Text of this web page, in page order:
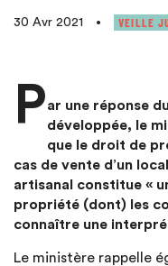
30 Avr 2021 • VEILLE
Par une réponse
développée, le
que le droit de
cas de vente d’un
artisanal constitue «
propriété (dont) les
connaître une
Le ministère rappelle